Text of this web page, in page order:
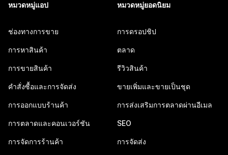
หมวดหมู่แอป
ช่องทางการขาย
การหาสินค้า
การขายสินค้า
คำสั่งซื้อและการจัดส่ง
การออกแบบร้านค้า
การตลาดและคอนเวอร์ชัน
การจัดการร้านค้า
หมวดหมู่ยอดนิยม
การดรอปชิป
ตลาด
รีวิวสินค้า
ขายเพิ่มและขายเป็นชุด
การส่งเสริมการตลาดผ่านอีเมล
SEO
การจัดส่ง